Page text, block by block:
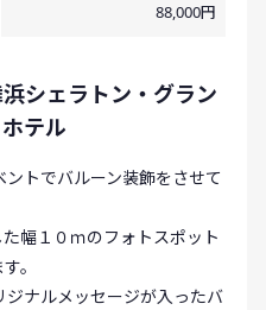
88,000円
シェラトン・グラン
テル
トでバルーン装飾をさせて
幅１０ｍのフォトスポット
。
ナルメッセージが入ったバ